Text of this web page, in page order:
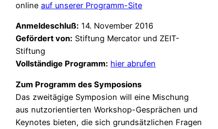
online auf unserer Programm-Site
Anmeldeschluß: 14. November 2016
Gefördert von: Stiftung Mercator und ZEIT-
Stiftung
Vollständige Programm: hier abrufen
Zum Programm des Symposions
Das zweitägige Symposion will eine Mischung
aus nutzorientierten Workshop-Gesprächen und
Keynotes bieten, die sich grundsätzlichen Fragen